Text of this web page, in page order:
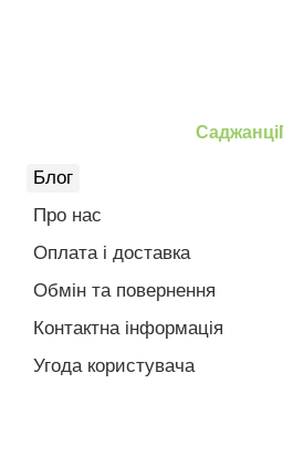
Саджанці
Блог
Про нас
Оплата і доставка
Обмін та повернення
Контактна інформація
Угода користувача